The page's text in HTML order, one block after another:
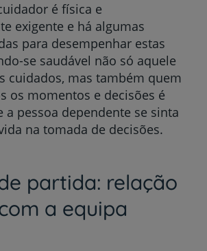
é física e
exigente e há algumas
para desempenhar estas
se saudável não só aquele
cuidados, mas também quem
os momentos e decisões é
pessoa dependente se sinta
na tomada de decisões.
partida: relação
a equipa